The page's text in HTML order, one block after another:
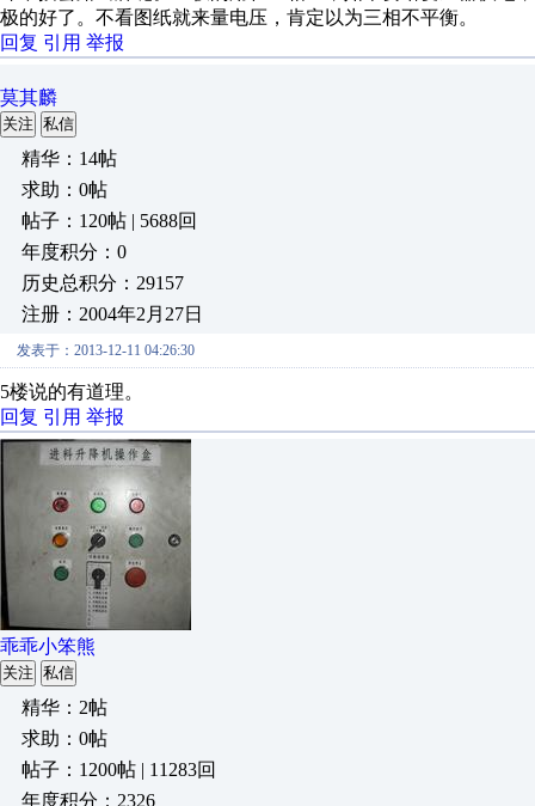
极的好了。不看图纸就来量电压，肯定以为三相不平衡。
回复 引用 举报
莫其麟
关注 私信
精华：14帖
求助：0帖
帖子：120帖 | 5688回
年度积分：0
历史总积分：29157
注册：2004年2月27日
发表于：2013-12-11 04:26:30
5楼说的有道理。
回复 引用 举报
乖乖小笨熊
关注 私信
精华：2帖
求助：0帖
帖子：1200帖 | 11283回
年度积分：2326